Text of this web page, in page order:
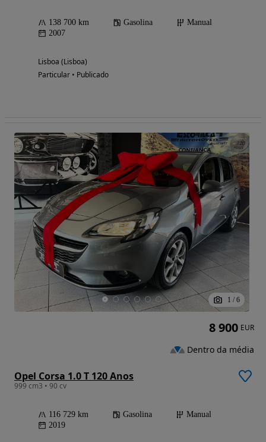
138 700 km Gasolina
Manual
2007
Lisboa (Lisboa)
Particular • Publicado
1 / 6
Opel Corsa 1.0 T 120 Anos
999 cm3 • 90 cv
116 729 km Gasolina
Manual
2019
8 900 EUR
Dentro da média